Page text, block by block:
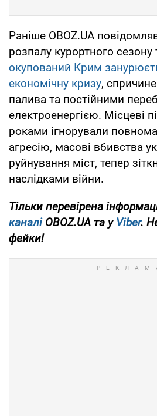
Раніше OBOZ.UA
розпалу курортного
окупований Крим
економічну кризу,
палива та постійними
електроенергією. Місцеві
роками ігнорували
агресію, масові вбивства
руйнування міст, тепер
наслідками війни.
Тільки перевірена
каналіOBOZ.UA та уViber.
фейки!